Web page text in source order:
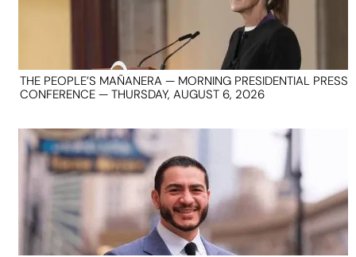
THE PEOPLE’S MAÑANERA — MORNING PRESIDENTIAL PRESS
CONFERENCE — THURSDAY, AUGUST 6, 2026